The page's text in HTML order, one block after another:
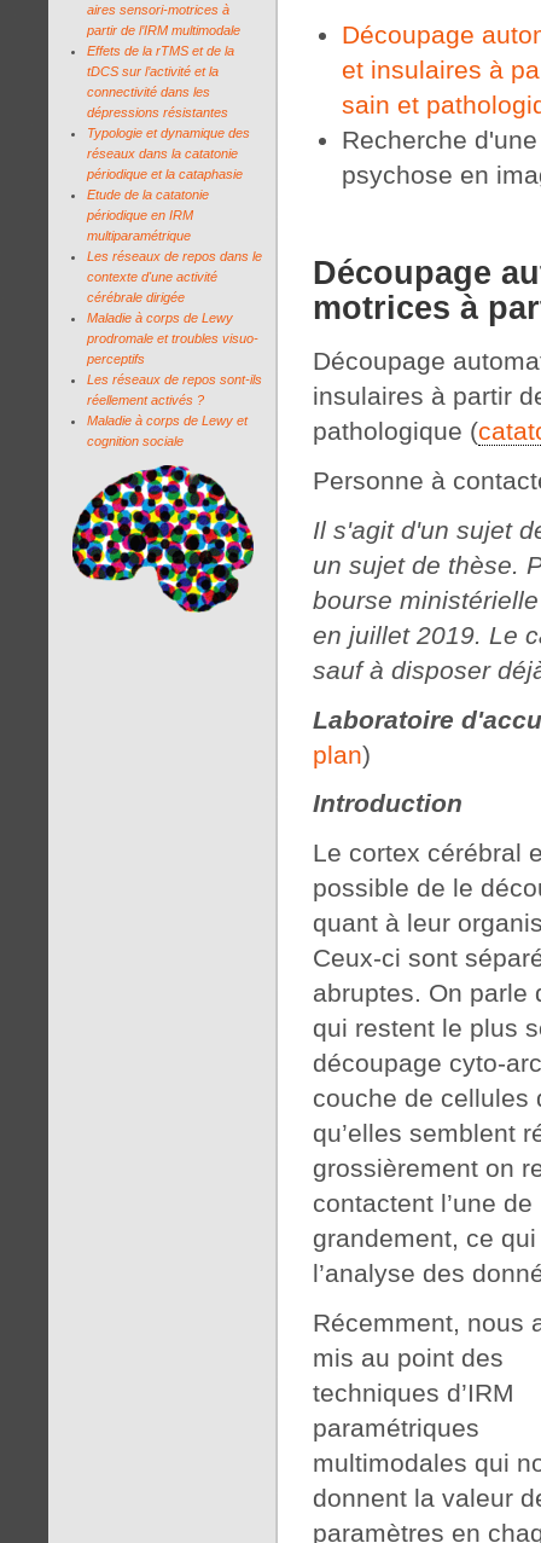
aires sensori-motrices à
partir de l’IRM multimodale
Effets de la rTMS et de la
tDCS sur l’activité et la
connectivité dans les
dépressions résistantes
Typologie et dynamique des
réseaux dans la catatonie
périodique et la cataphasie
Etude de la catatonie
périodique en IRM
multiparamétrique
Les réseaux de repos dans le
contexte d'une activité
cérébrale dirigée
Maladie à corps de Lewy
prodromale et troubles visuo-
perceptifs
Les réseaux de repos sont-ils
réellement activés ?
Maladie à corps de Lewy et
cognition sociale
Découpage
et insulaires à
sain et
Recherche
psychose en
Découpage
motrices à
Découpage
insulaires à partir
pathologique (
Personne à
Il s'agit d'un sujet
un sujet de thèse.
bourse
en juillet 2019. Le
sauf à disposer
Laboratoire
plan)
Introduction
Le cortex cérébral
possible de le
quant à leur
Ceux-ci sont
abruptes. On parle
qui restent le plus
découpage cyto-
couche de cellules
qu’elles semblent
grossièrement on
contactent l’une
grandement, ce
l’analyse des
Récemment, nous
mis au point des
techniques d’IRM
paramétriques
multimodales qui
donnent la valeur
paramètres en